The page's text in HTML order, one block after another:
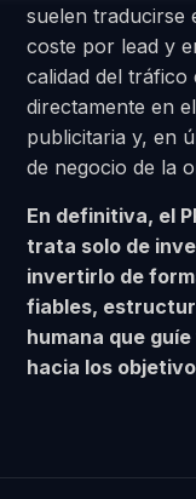
suelen traducirse
coste por lead y
calidad del tráfico
directamente en
publicitaria y, en
de negocio de la
En definitiva, el
trata solo de
invertirlo de
fiables,
humana que
hacia los